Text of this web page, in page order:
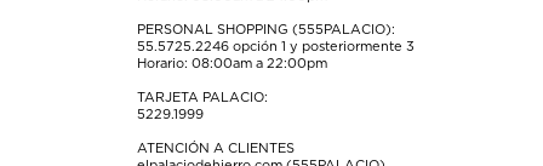
PERSONAL SHOPPING (555PALACIO):
55.5725.2246 opción 1 y posteriormente 3
Horario: 08:00am a 22:00pm
TARJETA PALACIO:
5229.1999
ATENCIÓN A CLIENTES